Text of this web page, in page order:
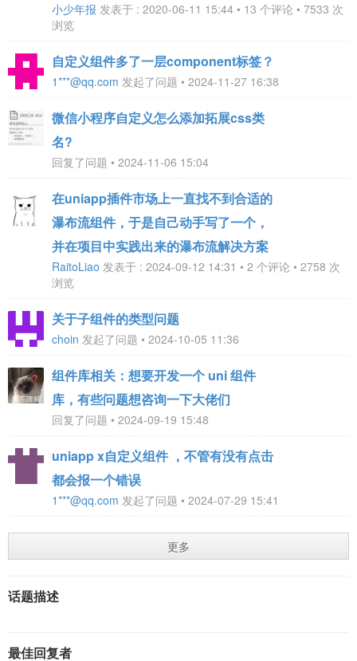
小少年报 发表于 : 2020-06-11 15:44 • 13 个评论 • 7533 次
浏览
自定义组件多了一层component标签？
1***@qq.com 发起了问题 • 2024-11-27 16:38
微信小程序自定义怎么添加拓展css类
名?
回复了问题 • 2024-11-06 15:04
在uniapp插件市场上一直找不到合适的
瀑布流组件，于是自己动手写了一个，
并在项目中实践出来的瀑布流解决方案
RaitoLiao 发表于 : 2024-09-12 14:31 • 2 个评论 • 2758 次
浏览
关于子组件的类型问题
choin 发起了问题 • 2024-10-05 11:36
组件库相关：想要开发一个 uni 组件
库，有些问题想咨询一下大佬们
回复了问题 • 2024-09-19 15:48
uniapp x自定义组件 ，不管有没有点击
都会报一个错误
1***@qq.com 发起了问题 • 2024-07-29 15:41
更多
话题描述
最佳回复者